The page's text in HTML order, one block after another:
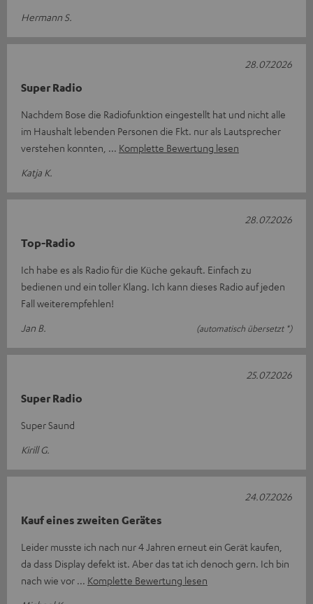
Hermann S.
Super Radio
Nachdem Bose die Radiofunktion eingestellt hat und nicht alle
im Haushalt lebenden Personen die Fkt. nur als Lautsprecher
verstehen konnten,
Komplette Bewertung lesen
Katja K.
28.07.2026
Top-Radio
Ich habe es als Radio für die Küche gekauft. Einfach zu
bedienen und ein toller Klang. Ich kann dieses Radio auf jeden
Fall weiterempfehlen!
Jan B.
(automatisch übersetzt *)
28.07.2026
Super Radio
Super Saund
Kirill G.
25.07.2026
Kauf eines zweiten Gerätes
Leider musste ich nach nur 4 Jahren erneut ein Gerät kaufen,
da dass Display defekt ist. Aber das tat ich denoch gern. Ich bin
nach wie vor
Komplette Bewertung lesen
24.07.2026